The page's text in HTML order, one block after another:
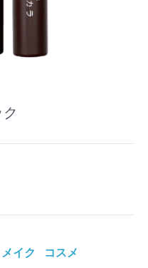
イク コスメ